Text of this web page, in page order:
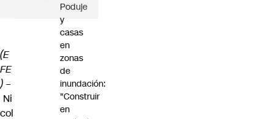
(E
FE
) –
Ni
col
Poduje
y
casas
en
zonas
de
inundación:
"Construir
en